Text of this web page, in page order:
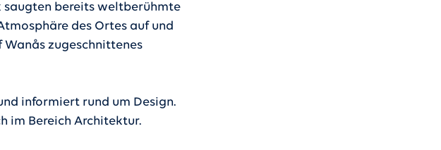
saugten bereits weltberühmte
des Ortes auf und
zugeschnittenes
informiert rund um Design.
im Bereich Architektur.